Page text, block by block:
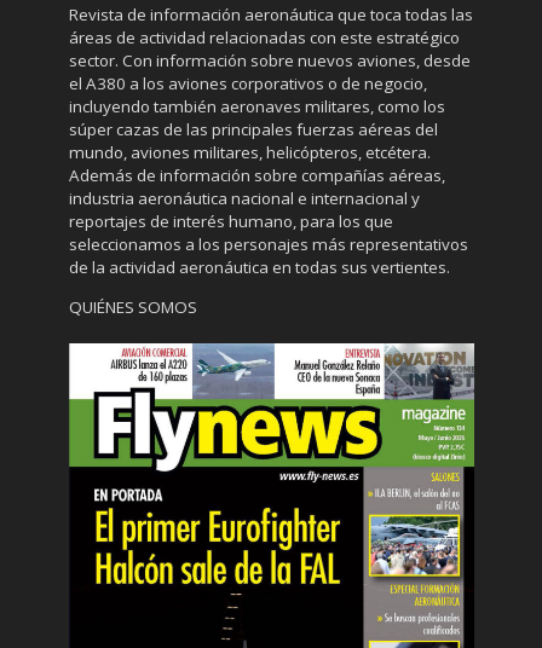
Revista de información aeronáutica que toca todas las
áreas de actividad relacionadas con este estratégico
sector. Con información sobre nuevos aviones, desde
el A380 a los aviones corporativos o de negocio,
incluyendo también aeronaves militares, como los
súper cazas de las principales fuerzas aéreas del
mundo, aviones militares, helicópteros, etcétera.
Además de información sobre compañías aéreas,
industria aeronáutica nacional e internacional y
reportajes de interés humano, para los que
seleccionamos a los personajes más representativos
de la actividad aeronáutica en todas sus vertientes.
QUIÉNES SOMOS